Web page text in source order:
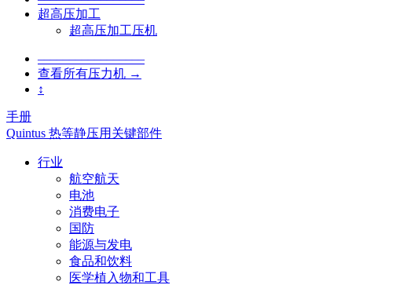
超高压加工
超高压加工压机
–––––––––––––––––
查看所有压力机 →
↕
手册
Quintus 热等静压用关键部件
行业
航空航天
电池
消费电子
国防
能源与发电
食品和饮料
医学植入物和工具